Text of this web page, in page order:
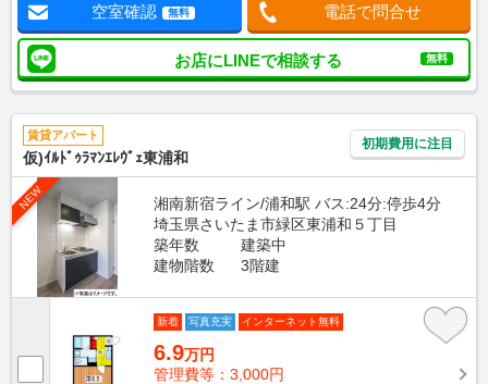
空室確認 無料 電話で問合せ
お店にLINEで相談する 無料
賃貸アパート
仮)ｲﾙﾄﾞｩﾗﾏﾝｴﾚｳﾞｪ東浦和
初期費用に注目
NEW
湘南新宿ライン/浦和駅 バス:24分:停歩4分
埼玉県さいたま市緑区東浦和５丁目
築年数
建築中
建物階数
3階建
新着 写真充実 インターネット無料
6.9万円
管理費等：3,000円